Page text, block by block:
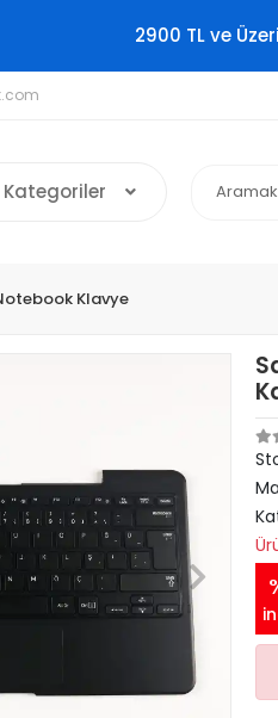
2900 TL ve
Kategoriler
Klavye